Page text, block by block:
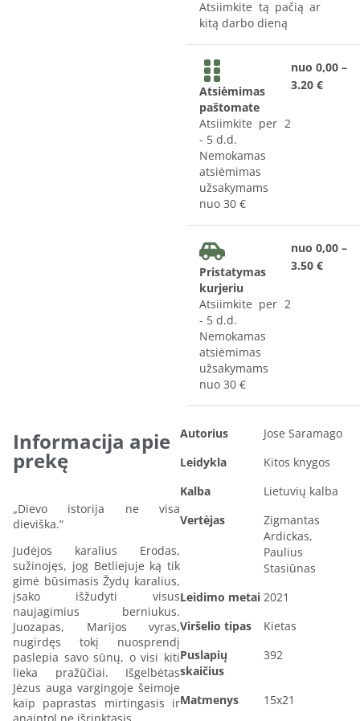
Atsiimkite tą pačią ar
kitą darbo dieną
Atsiėmimas
paštomate
Atsiimkite per 2
- 5 d.d.
Nemokamas
atsiėmimas
užsakymams
nuo 30 €
nuo 0,00 –
3.20 €
Pristatymas
kurjeriu
Atsiimkite per 2
- 5 d.d.
Nemokamas
atsiėmimas
užsakymams
nuo 30 €
nuo 0,00 –
3.50 €
Informacija apie
prekę
„Dievo istorija ne visa
dieviška.“
Judėjos karalius Erodas,
sužinojęs, jog Betliejuje ką tik
gimė būsimasis Žydų karalius,
įsako išžudyti visus
naujagimius berniukus.
Juozapas, Marijos vyras,
nugirdęs tokį nuosprendį
paslepia savo sūnų, o visi kiti
lieka pražūčiai. Išgelbėtas
Jėzus auga vargingoje šeimoje
kaip paprastas mirtingasis ir
Autorius
Jose Saramago
Leidykla
Kitos knygos
Kalba
Lietuvių kalba
Vertėjas
Zigmantas
Ardickas,
Paulius
Stasiūnas
Leidimo metai 2021
Viršelio tipas
Kietas
Puslapių
skaičius
392
Matmenys 15x21